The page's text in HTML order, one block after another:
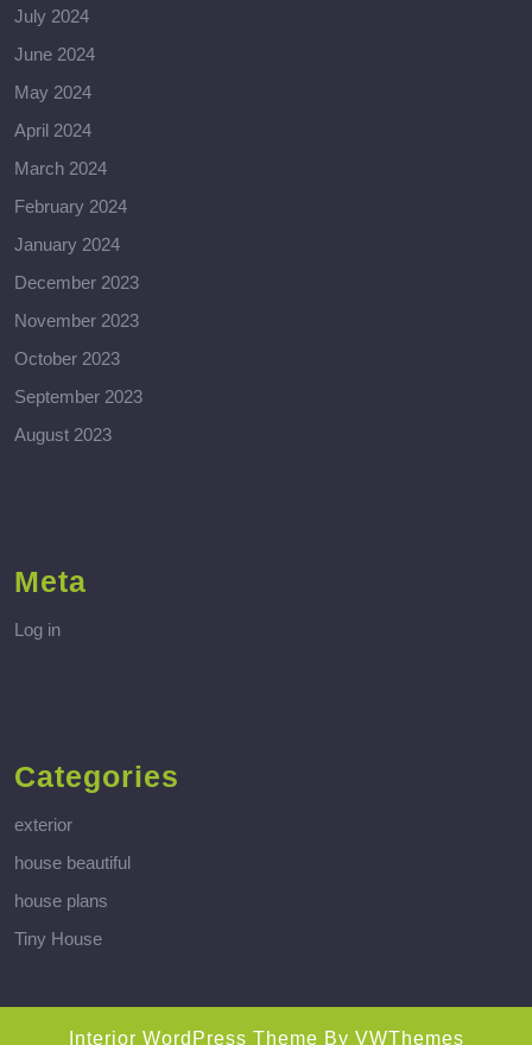
July 2024
June 2024
May 2024
April 2024
March 2024
February 2024
January 2024
December 2023
November 2023
October 2023
September 2023
August 2023
Meta
Log in
Categories
exterior
house beautiful
house plans
Tiny House
Interior WordPress Theme By VWThemes